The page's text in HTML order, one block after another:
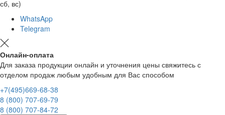
сб, вс)
WhatsApp
Telegram
Онлайн-оплата
Для заказа продукции онлайн и уточнения цены свяжитесь с
отделом продаж любым удобным для Вас способом
+7(495)669-68-38
8 (800) 707-69-79
8 (800) 707-84-72